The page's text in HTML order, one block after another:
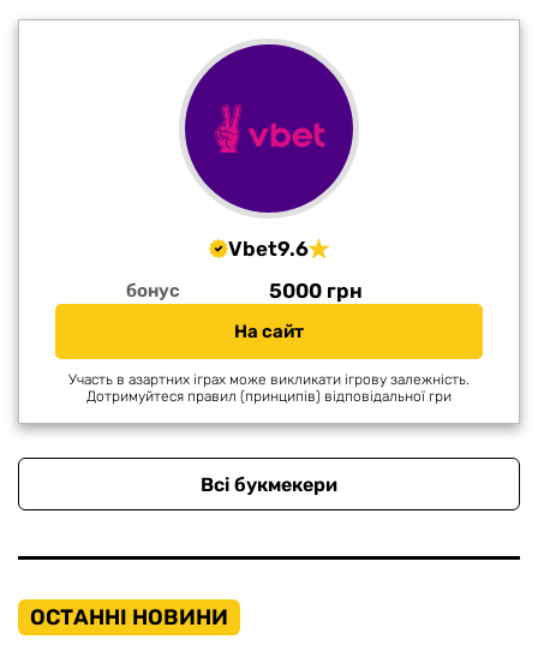
Vbet9.6
бонус 5000 грн
На сайт
Участь в азартних іграх може викликати ігрову залежність.
Дотримуйтеся правил (принципів) відповідальної гри
Всі букмекери
ОСТАННІ НОВИНИ